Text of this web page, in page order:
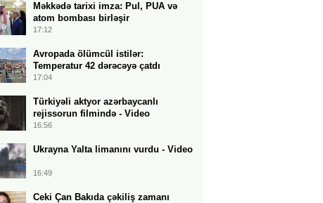
Məkkədə tarixi imza: Pul, PUA və
atom bombası birləşir
17:12
Avropada ölümcül istilər:
Temperatur 42 dərəcəyə çatdı
17:04
Türkiyəli aktyor azərbaycanlı
rejissorun filmində - Video
16:56
Ukrayna Yalta limanını vurdu - Video
16:49
Ceki Çan Bakıda çəkiliş zamanı